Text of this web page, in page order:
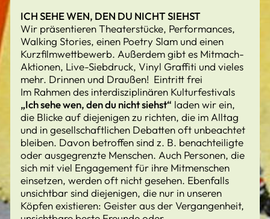
ICH SEHE WEN, DEN DU NICHT SIEHST
Wir präsentieren Theaterstücke, Performances,
Walking Stories, einen Poetry Slam und einen
Kurzfilmwettbewerb. Außerdem gibt es Mitmach-
Aktionen, Live-Siebdruck, Vinyl Graffiti und vieles
mehr. Drinnen und Draußen! Eintritt frei
Im Rahmen des interdisziplinären Kulturfestivals
„Ich sehe wen, den du nicht siehst“ laden wir ein,
die Blicke auf diejenigen zu richten, die im Alltag
und in gesellschaftlichen Debatten oft unbeachtet
bleiben. Davon betroffen sind z. B. benachteiligte
oder ausgegrenzte Menschen. Auch Personen, die
sich mit viel Engagement für ihre Mitmenschen
einsetzen, werden oft nicht gesehen. Ebenfalls
unsichtbar sind diejenigen, die nur in unseren
Köpfen existieren: Geister aus der Vergangenheit,